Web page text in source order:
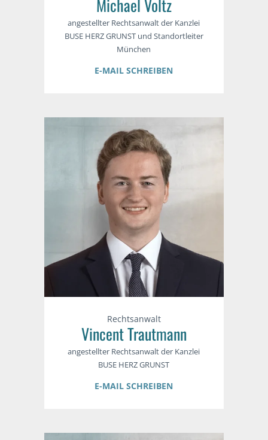
Michael Voltz
angestellter Rechtsanwalt der Kanzlei
BUSE HERZ GRUNST und Standortleiter
München
E-MAIL SCHREIBEN
Rechtsanwalt
Vincent Trautmann
angestellter Rechtsanwalt der Kanzlei
BUSE HERZ GRUNST
E-MAIL SCHREIBEN